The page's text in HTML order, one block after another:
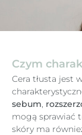
Czym
Cera tłusta jest
sebum
mogą sprawiać
skóry ma